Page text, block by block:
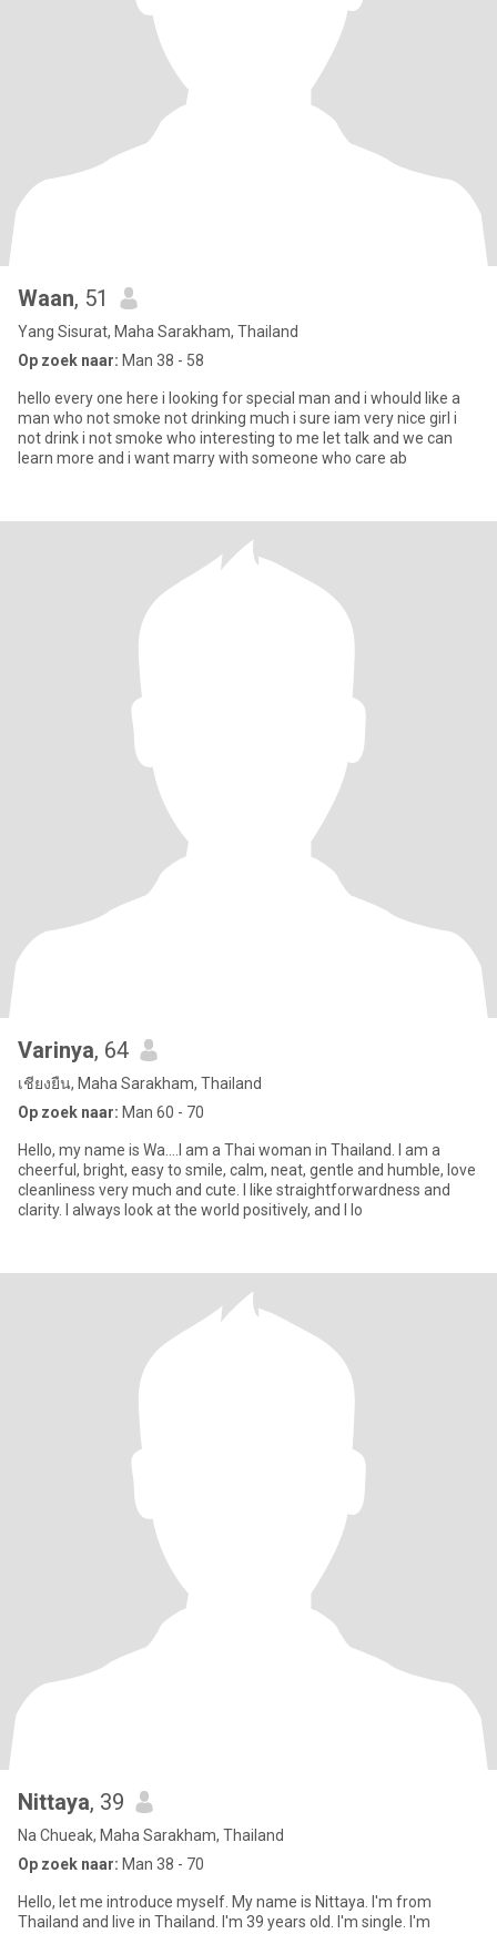
Waan, 51
Yang Sisurat, Maha Sarakham, Thailand
Op zoek naar: Man 38 - 58
hello every one here i looking for special man and i whould like a
man who not smoke not drinking much i sure iam very nice girl i
not drink i not smoke who interesting to me let talk and we can
learn more and i want marry with someone who care ab
Varinya, 64
เชียงยืน, Maha Sarakham, Thailand
Op zoek naar: Man 60 - 70
Hello, my name is Wa....I am a Thai woman in Thailand. I am a
cheerful, bright, easy to smile, calm, neat, gentle and humble, love
cleanliness very much and cute. I like straightforwardness and
clarity. I always look at the world positively, and I lo
Nittaya, 39
Na Chueak, Maha Sarakham, Thailand
Op zoek naar: Man 38 - 70
Hello, let me introduce myself. My name is Nittaya. I'm from
Thailand and live in Thailand. I'm 39 years old. I'm single. I'm